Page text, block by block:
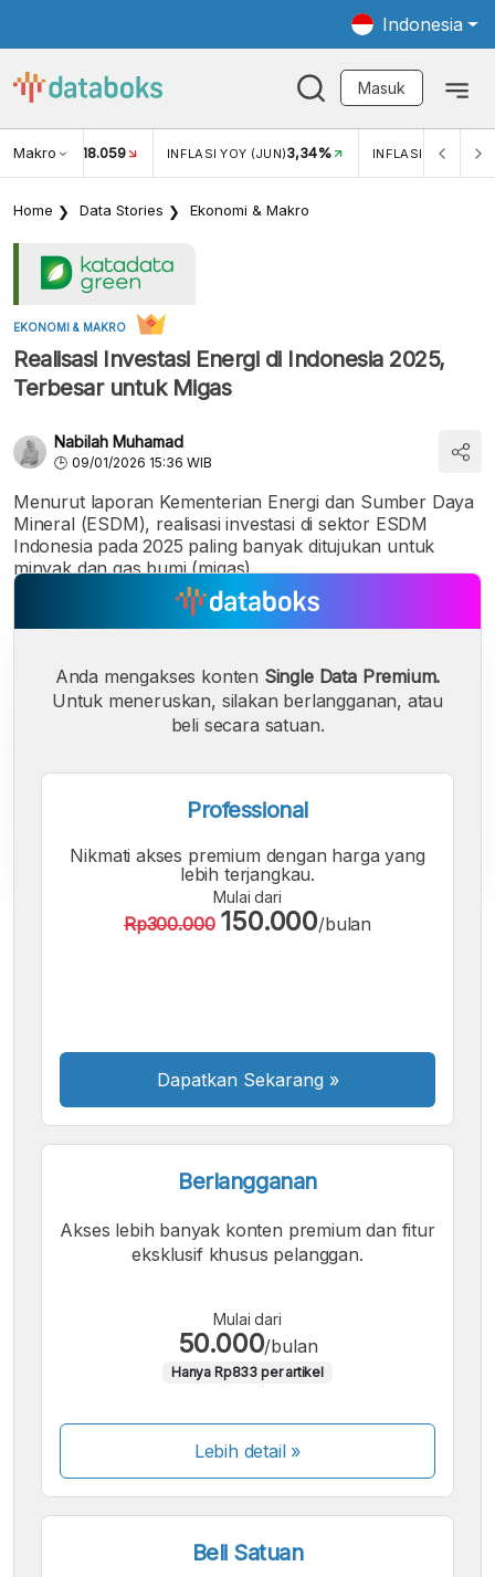
Indonesia
Masuk
Makro
USD/IDR 18.059 INFLASI YOY (JUN)3,34% INFLASI MOM
Home Data Stories Ekonomi & Makro
EKONOMI & MAKRO
Realisasi Investasi Energi di Indonesia 2025,
Terbesar untuk Migas
Nabilah Muhamad
09/01/2026 15:36 WIB
Menurut laporan Kementerian Energi dan Sumber Daya
Mineral (ESDM), realisasi investasi di sektor ESDM
Indonesia pada 2025 paling banyak ditujukan untuk
minyak dan gas bumi (migas).
A A A
Anda mengakses konten Single Data Premium.
Untuk meneruskan, silakan berlangganan, atau
beli secara satuan.
Professional
Nikmati akses premium dengan harga yang
lebih terjangkau.
Mulai dari
Rp300.000 150.000/bulan
Dapatkan Sekarang »
Berlangganan
Akses lebih banyak konten premium dan fitur
eksklusif khusus pelanggan.
Mulai dari
50.000/bulan
Hanya Rp833 per artikel
Lebih detail »
Beli Satuan